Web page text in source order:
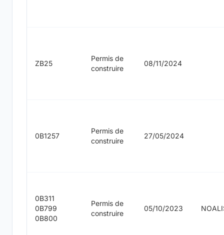
ZB25
Permis de
construire
08/11/2024
0B1257
Permis de
construire
27/05/2024
0B311
0B799
0B800
Permis de
construire
05/10/2023